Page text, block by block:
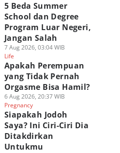
Yami
Mi
Haki di
11:00 WIB
Manga
Polls
Karakter Terkuat
dari Setiap Kategori
Nen
06 Agu 2026, 09:00 WIB
Anime & Manga
5 Beda Summer
School dan Degree
Program Luar Negeri,
Jangan Salah
7 Aug 2026, 03:04 WIB
Life
Apakah Perempuan
yang Tidak Pernah
Orgasme Bisa Hamil?
6 Aug 2026, 20:37 WIB
Pregnancy
Siapakah Jodoh
Saya? Ini Ciri-Ciri Dia
Ditakdirkan
Untukmu